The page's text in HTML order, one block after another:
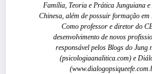
Família, Teoria e Prática Junguiana
Chinesa, além de possuir formação
Como professor e diretor do
desenvolvimento de novos
responsável pelos Blogs do Jung
(psicologiaanalitica.com) e